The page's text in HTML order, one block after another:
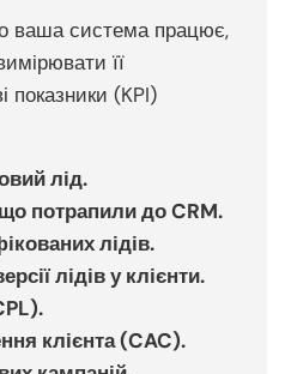
ваша система працює,
її
показники (KPI)
лід.
що потрапили до CRM.
лідів.
лідів у клієнти.
клієнта (CAC).